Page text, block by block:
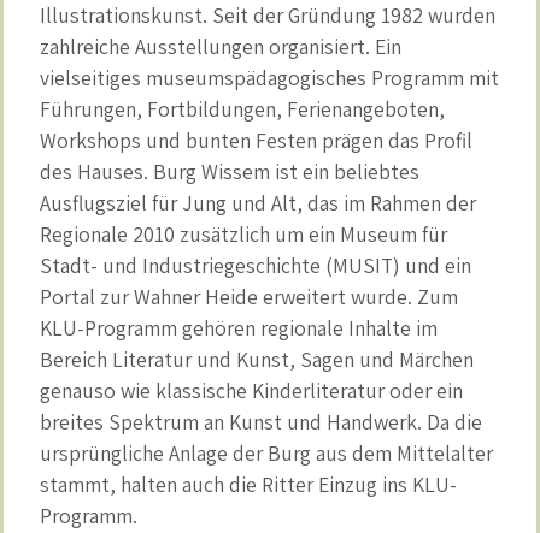
Illustrationskunst. Seit der Gründung 1982 wurden
zahlreiche Ausstellungen organisiert. Ein
vielseitiges museumspädagogisches Programm mit
Führungen, Fortbildungen, Ferienangeboten,
Workshops und bunten Festen prägen das Profil
des Hauses. Burg Wissem ist ein beliebtes
Ausflugsziel für Jung und Alt, das im Rahmen der
Regionale 2010 zusätzlich um ein Museum für
Stadt- und Industriegeschichte (MUSIT) und ein
Portal zur Wahner Heide erweitert wurde. Zum
KLU-Programm gehören regionale Inhalte im
Bereich Literatur und Kunst, Sagen und Märchen
genauso wie klassische Kinderliteratur oder ein
breites Spektrum an Kunst und Handwerk. Da die
ursprüngliche Anlage der Burg aus dem Mittelalter
stammt, halten auch die Ritter Einzug ins KLU-
Programm.